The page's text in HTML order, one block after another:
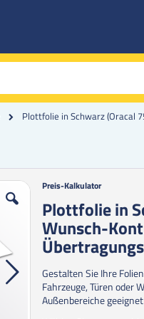
Plottfolie in Schwarz (Oracal
Zum
der
Bildgalerie
springen
Preis-Kalkulator
Plottfolie in
Wunsch-
Gestalten Sie Ihre
Fahrzeuge, Türen oder
Außenbereiche